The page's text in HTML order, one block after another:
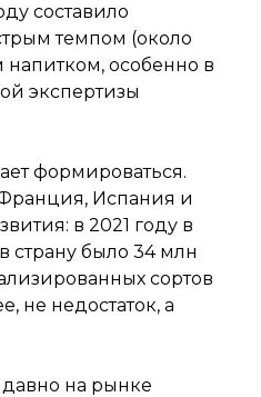
составило
темпом (около
особенно в
экспертизы
формироваться.
Испания и
в 2021 году в
страну было 34 млн
сортов
не недостаток, а
на рынке